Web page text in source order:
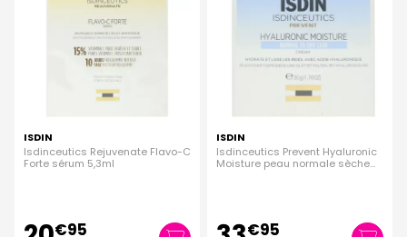
ISDIN
Isdinceutics Rejuvenate Flavo-C
Forte sérum 5,3ml
€95
ISDIN
Isdinceutics Prevent Hyaluronic
Moisture peau normale sèche
€95